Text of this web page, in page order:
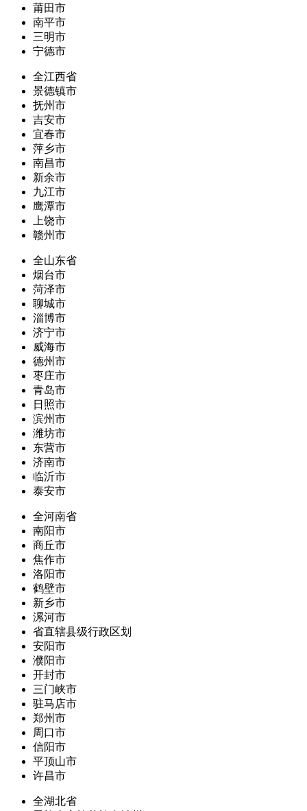
莆田市
南平市
三明市
宁德市
全江西省
景德镇市
抚州市
吉安市
宜春市
萍乡市
南昌市
新余市
九江市
鹰潭市
上饶市
赣州市
全山东省
烟台市
菏泽市
聊城市
淄博市
济宁市
威海市
德州市
枣庄市
青岛市
日照市
滨州市
潍坊市
东营市
济南市
临沂市
泰安市
全河南省
南阳市
商丘市
焦作市
洛阳市
鹤壁市
新乡市
漯河市
省直辖县级行政区划
安阳市
濮阳市
开封市
三门峡市
驻马店市
郑州市
周口市
信阳市
平顶山市
许昌市
全湖北省